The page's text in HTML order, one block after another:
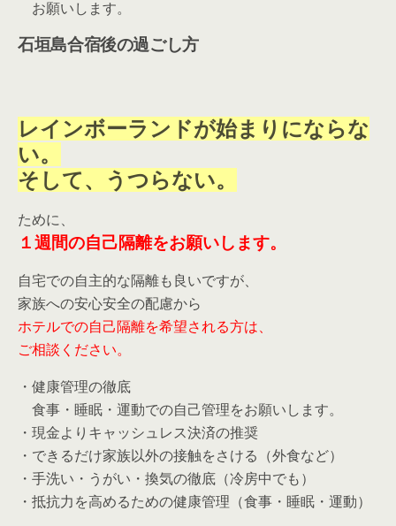
お願いします。
石垣島合宿後の過ごし方
レインボーランドが始まりにならな
い。
そして、うつらない。
ために、
１週間の自己隔離をお願いします。
自宅での自主的な隔離も良いですが、
家族への安心安全の配慮から
ホテルでの自己隔離を希望される方は、
ご相談ください。
・健康管理の徹底
食事・睡眠・運動での自己管理をお願いします。
・現金よりキャッシュレス決済の推奨
・できるだけ家族以外の接触をさける（外食など）
・手洗い・うがい・換気の徹底（冷房中でも）
・抵抗力を高めるための健康管理（食事・睡眠・運動）